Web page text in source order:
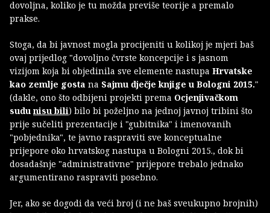
dovoljna, koliko je tu možda previše teorije a premalo
prakse.
Stoga, da bi javnost mogla procijeniti u kolikoj je mjeri baš
ovaj prijedlog "dovoljno čvrste koncepcije i s jasnom
vizijom koja bi objedinila sve elemente nastupa Hrvatske
kao zemlje gosta na Sajmu dječje knjige u Bologni 2015."
(dakle, ono što odbijeni projekti prema Ocjenjivačkom
sudu nisu bili) bilo bi poželjno na jednoj javnoj tribini što
prije sučeliti prezentacije i "gubitnika" i imenovanih
"pobjednika", te javno raspraviti sve konceptualne
prijepore oko hrvatskog nastupa u Bologni 2015., dok bi
dosadašnje "administrativne" prijepore trebalo jednako
argumentirano raspraviti posebno.
Jer, ako se dogodi da veći broj (i ne baš sveukupno brojnih)